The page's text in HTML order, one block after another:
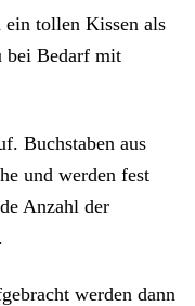
ein tollen Kissen als
bei Bedarf mit
Buchstaben aus
und werden fest
Anzahl der
werden dann